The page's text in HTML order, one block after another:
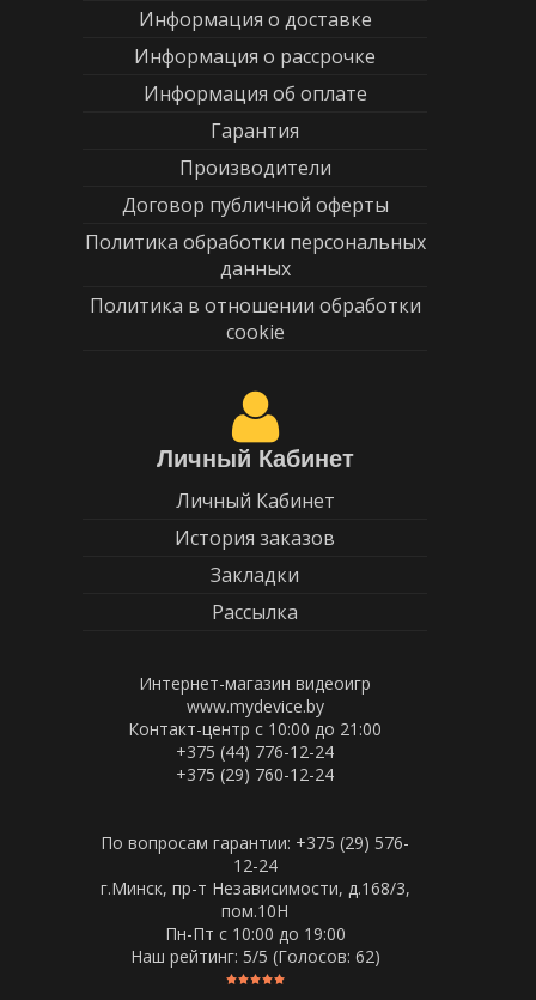
Информация о доставке
Информация о рассрочке
Информация об оплате
Гарантия
Производители
Договор публичной оферты
Политика обработки персональных
данных
Политика в отношении обработки
cookie
Личный Кабинет
Личный Кабинет
История заказов
Закладки
Рассылка
Интернет-магазин видеоигр
www.mydevice.by
Контакт-центр с 10:00 до 21:00
+375 (44) 776-12-24
+375 (29) 760-12-24
По вопросам гарантии: +375 (29) 576-
12-24
г.Минск, пр-т Независимости, д.168/3,
пом.10Н
Пн-Пт c 10:00 до 19:00
Наш рейтинг: 5/5 (Голосов: 62)